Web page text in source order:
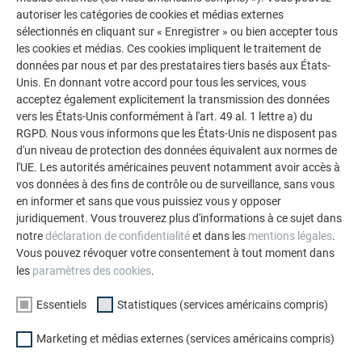
LAISSEZ-VOUS INSPIRER
AUTRES BÂTIMENTS
La galerie de références PREFA démontre la
polyvalence de l’aluminium. Découvrez d’autres projets
impressionnants avec les solutions en aluminium
durables de PREFA pour toitures, systèmes solaires et
façades.
VOIR DAVANTAGE DE RÉFÉRENCES
autoriser les catégories de cookies et médias externes
sélectionnés en cliquant sur « Enregistrer » ou bien accepter tous
les cookies et médias. Ces cookies impliquent le traitement de
données par nous et par des prestataires tiers basés aux États-
Unis. En donnant votre accord pour tous les services, vous
acceptez également explicitement la transmission des données
vers les États-Unis conformément à l'art. 49 al. 1 lettre a) du
RGPD. Nous vous informons que les États-Unis ne disposent pas
d'un niveau de protection des données équivalent aux normes de
l'UE. Les autorités américaines peuvent notamment avoir accès à
vos données à des fins de contrôle ou de surveillance, sans vous
en informer et sans que vous puissiez vous y opposer
juridiquement. Vous trouverez plus d'informations à ce sujet dans
notredéclaration de confidentialitéet dans les mentions légales.
Vous pouvez révoquer votre consentement à tout moment dans
les paramètres des cookies.
Essentiels Statistiques (services américains compris)
Marketing et médias externes (services américains compris)